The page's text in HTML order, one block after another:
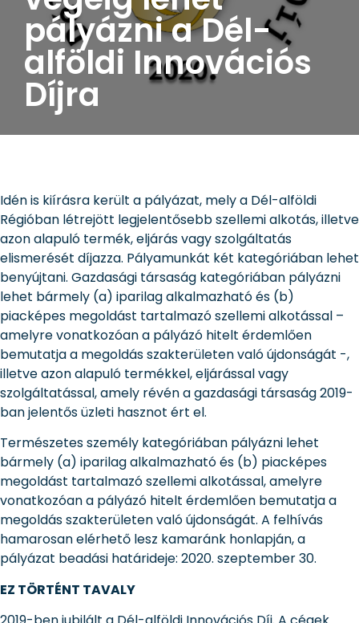
pályázni a Dél-
alföldi Innovációs
Díjra
Idén is kiírásra került a pályázat, mely a Dél-alföldi
Régióban létrejött legjelentősebb szellemi alkotás, illetve
azon alapuló termék, eljárás vagy szolgáltatás
elismerését díjazza. Pályamunkát két kategóriában lehet
benyújtani. Gazdasági társaság kategóriában pályázni
lehet bármely (a) iparilag alkalmazható és (b)
piacképes megoldást tartalmazó szellemi alkotással –
amelyre vonatkozóan a pályázó hitelt érdemlően
bemutatja a megoldás szakterületen való újdonságát -,
illetve azon alapuló termékkel, eljárással vagy
szolgáltatással, amely révén a gazdasági társaság 2019-
ban jelentős üzleti hasznot ért el.
Természetes személy kategóriában pályázni lehet
bármely (a) iparilag alkalmazható és (b) piacképes
megoldást tartalmazó szellemi alkotással, amelyre
vonatkozóan a pályázó hitelt érdemlően bemutatja a
megoldás szakterületen való újdonságát. A felhívás
hamarosan elérhető lesz kamaránk honlapján, a
pályázat beadási határideje: 2020. szeptember 30.
EZ TÖRTÉNT TAVALY